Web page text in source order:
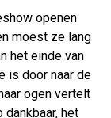
openen
moest ze lang
het einde van
is door naar de
ogen vertelt
het